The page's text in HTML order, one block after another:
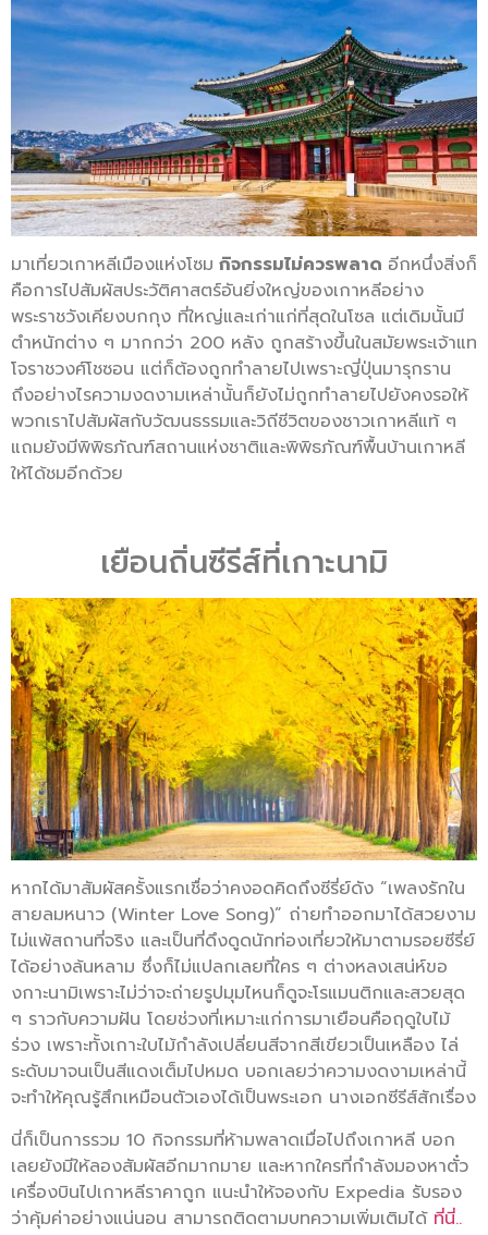
มาเที่ยวเกาหลีเมืองแห่งโซม กิจกรรมไม่ควรพลาด อีกหนึ่งสิ่งก็
คือการไปสัมผัสประวัติศาสตร์อันยิ่งใหญ่ของเกาหลีอย่าง
พระราชวังเคียงบกกุง ที่ใหญ่และเก่าแก่ที่สุดในโซล แต่เดิมนั้นมี
ตำหนักต่าง ๆ มากกว่า 200 หลัง ถูกสร้างขึ้นในสมัยพระเจ้าแท
โจราชวงศ์โชซอน แต่ก็ต้องถูกทำลายไปเพราะญี่ปุ่นมารุกราน
ถึงอย่างไรความงดงามเหล่านั้นก็ยังไม่ถูกทำลายไปยังคงรอให้
พวกเราไปสัมผัสกับวัฒนธรรมและวิถีชีวิตของชาวเกาหลีแท้ ๆ
แถมยังมีพิพิธภัณฑ์สถานแห่งชาติและพิพิธภัณฑ์พื้นบ้านเกาหลี
ให้ได้ชมอีกด้วย
เยือนถิ่นซีรีส์ที่เกาะนามิ
หากได้มาสัมผัสครั้งแรกเชื่อว่าคงอดคิดถึงซีรี่ย์ดัง “เพลงรักใน
สายลมหนาว (Winter Love Song)” ถ่ายทำออกมาได้สวยงาม
ไม่แพ้สถานที่จริง และเป็นที่ดึงดูดนักท่องเที่ยวให้มาตามรอยซีรี่ย์
ได้อย่างล้นหลาม ซึ่งก็ไม่แปลกเลยที่ใคร ๆ ต่างหลงเสน่ห์ขอ
งกาะนามิเพราะไม่ว่าจะถ่ายรูปมุมไหนก็ดูจะโรแมนติกและสวยสุด
ๆ ราวกับความฝัน โดยช่วงที่เหมาะแก่การมาเยือนคือฤดูใบไม้
ร่วง เพราะทั้งเกาะใบไม้กำลังเปลี่ยนสีจากสีเขียวเป็นเหลือง ไล่
ระดับมาจนเป็นสีแดงเต็มไปหมด บอกเลยว่าความงดงามเหล่านี้
จะทำให้คุณรู้สึกเหมือนตัวเองได้เป็นพระเอก นางเอกซีรีส์สักเรื่อง
นี่ก็เป็นการรวม 10 กิจกรรมที่ห้ามพลาดเมื่อไปถึงเกาหลี บอก
เลยยังมีให้ลองสัมผัสอีกมากมาย และหากใครที่กำลังมองหาตั๋ว
เครื่องบินไปเกาหลีราคาถูก แนะนำให้จองกับ Expedia รับรอง
ว่าคุ้มค่าอย่างแน่นอน สามารถติดตามบทความเพิ่มเติมได้ที่นี่..